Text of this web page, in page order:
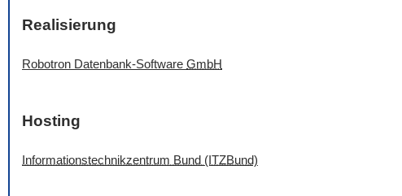
Realisierung
Robotron Datenbank-Software GmbH
Hosting
Informationstechnikzentrum Bund (ITZBund)